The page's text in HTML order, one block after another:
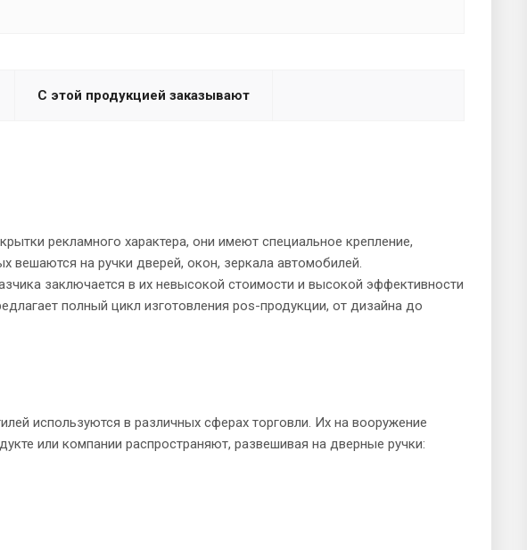
С этой продукцией заказывают
рекламного характера, они имеют специальное крепление,
на ручки дверей, окон, зеркала автомобилей.
заключается в их невысокой стоимости и высокой эффективности
полный цикл изготовления pos-продукции, от дизайна до
используются в различных сферах торговли. Их на вооружение
или компании распространяют, развешивая на дверные ручки: